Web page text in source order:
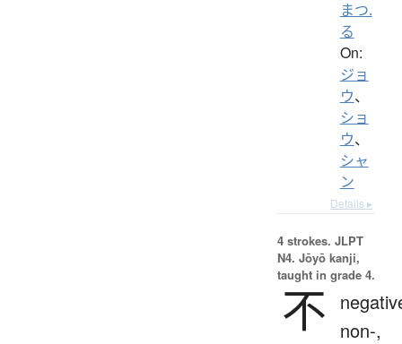
まつ.
る
On:
ジョ
ウ、
ショ
ウ、
シャ
ン
Details ▸
4 strokes. JLPT
N4. Jōyō kanji,
taught in grade 4.
不
non-,